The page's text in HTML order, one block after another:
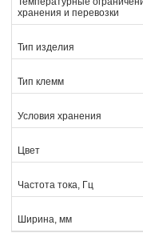
хранения и перевозки
Тип изделия
Тип клемм
Условия хранения
Цвет
Частота тока, Гц
Ширина, мм